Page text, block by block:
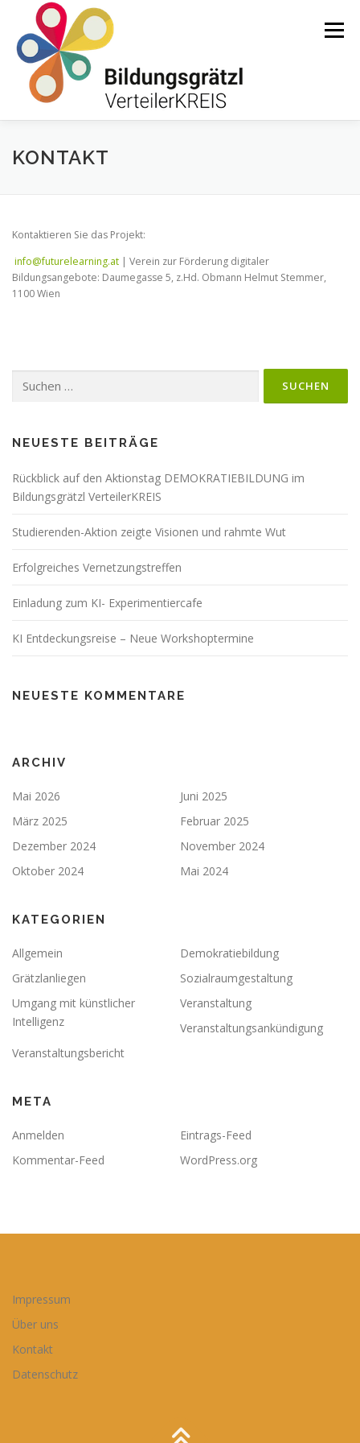
springen
Menü
HOME ÜBER UNS
SUPPORTED BY …
KONTAKT
Kontaktieren Sie das Projekt:
info@futurelearning.at | Verein zur Förderung digitaler
Bildungsangebote: Daumegasse 5, z.Hd. Obmann Helmut Stemmer,
1100 Wien
nach:
NEUESTE BEITRÄGE
Rückblick auf den Aktionstag DEMOKRATIEBILDUNG im
Bildungsgrätzl VerteilerKREIS
Studierenden-Aktion zeigte Visionen und rahmte Wut
Erfolgreiches Vernetzungstreffen
Einladung zum KI- Experimentiercafe
KI Entdeckungsreise – Neue Workshoptermine
NEUESTE KOMMENTARE
ARCHIV
Mai 2026
Juni 2025
März 2025
Februar 2025
Dezember 2024
November 2024
Oktober 2024
Mai 2024
KATEGORIEN
Allgemein
Demokratiebildung
Grätzlanliegen
Sozialraumgestaltung
Umgang mit künstlicher
Intelligenz
Veranstaltung
Veranstaltungsankündigung
Veranstaltungsbericht
META
Anmelden
Eintrags-Feed
Kommentar-Feed
WordPress.org
Impressum
Über uns
Kontakt
Datenschutz